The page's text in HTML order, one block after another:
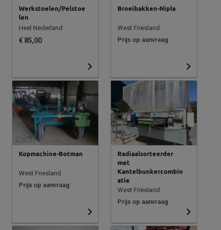
Werkstoelen/Pelstoe
len
Heel Nederland
€ 85,00
Broeibakken-Nipla
West Friesland
Prijs op aanvraag
Kopmachine-Botman
West Friesland
Prijs op aanvraag
Radiaalsorteerder
met
Kantelbunkercombin
atie
West Friesland
Prijs op aanvraag